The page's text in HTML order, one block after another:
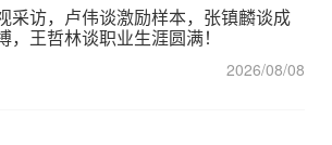
采访，卢伟谈激励样本，张镇麟谈成
，王哲林谈职业生涯圆满！
2026/08/08